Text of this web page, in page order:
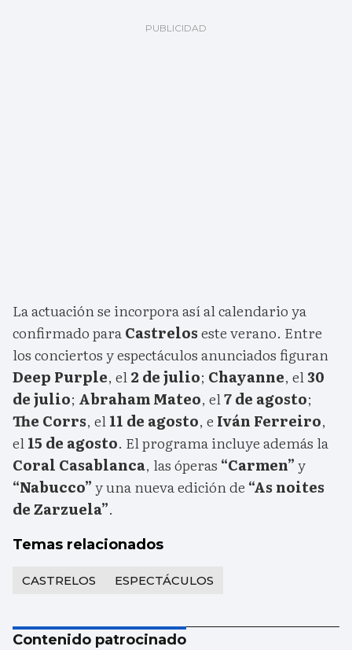
La actuación se incorpora así al calendario ya
confirmado paraCastreloseste verano. Entre
los conciertos y espectáculos anunciados figuran
Deep Purple, el2 de julio; Chayanne, el30
de julio; Abraham Mateo, el7 de agosto;
The Corrs, el11 de agosto, e Iván Ferreiro,
el15 de agosto. El programa incluye además la
Coral Casablanca, las óperas “Carmen”y
“Nabucco”y una nueva edición de “As noites
de Zarzuela”.
Temas relacionados
CASTRELOS ESPECTÁCULOS
Contenido patrocinado